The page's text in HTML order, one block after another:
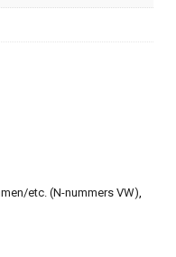
etc. (N-nummers VW),